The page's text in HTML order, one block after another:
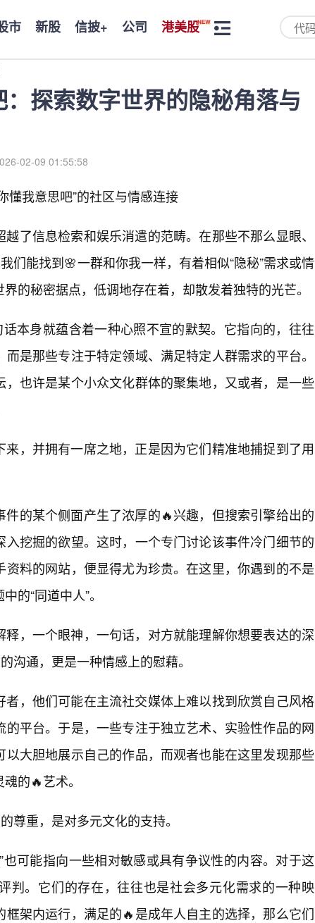
市 新股 信披+ 公司 港美股
探索数字世界的隐秘角落与
02-09 01:55:58
懂我意思吧”的社区与情感连接
了信息检索和娱乐消遣的范畴。在那些不那么显眼、
们能找到🌸一群和你我一样，有着相似“隐秘”需求或情
的秘密据点，低调地存在着，却散发着独特的光芒。
话本身就蕴含着一种心照不宣的默契。它指向的，往往
是那些专注于特定领域、满足特定人群需求的平台。
也许是某个小众文化群体的聚集地，又或者，是一些
，并拥有一席之地，正是因为它们精准地捕捉到了用
的某个侧面产生了浓厚的🔥兴趣，但搜索引擎给出的
挖掘的欲望。这时，一个专门讨论该事件冷门细节的
料的网站，便显得尤为珍贵。在这里，你遇到的不是
的“同道中人”。
，一个眼神，一句话，对方就能理解你想要表达的深
沟通，更是一种情感上的慰藉。
，他们可能在主流社交媒体上难以找到欣赏自己风格
平台。于是，一些专注于独立艺术、实验性作品的网
大胆地展示自己的作品，而观者也能在这里发现那些
的🔥艺术。
尊重，是对多元文化的支持。
也可能指向一些相对敏感或具有争议性的内容。对于这
判。它们的存在，往往也是社会多元化需求的一种映
架内运行，满足的🔥是成年人自主的选择，那么它们